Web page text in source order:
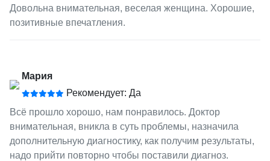
Довольна внимательная, веселая женщина. Хорошие,
позитивные впечатления.
Мария
Рекомендует: Да
Всё прошло хорошо, нам понравилось. Доктор
внимательная, вникла в суть проблемы, назначила
дополнительную диагностику, как получим результаты,
надо прийти повторно чтобы поставили диагноз.